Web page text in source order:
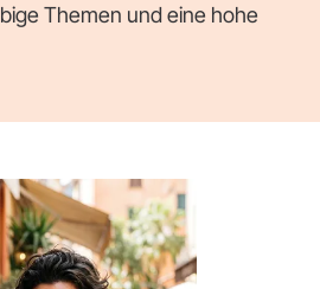
Themen und eine hohe